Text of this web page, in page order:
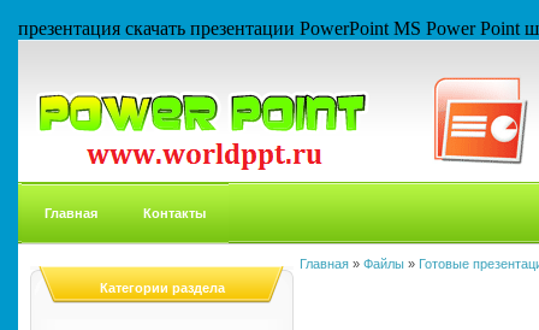
презентация скачать презентации PowerPoint MS Power
Главная Контакты
Категории раздела
Главная » Файлы » Готовые